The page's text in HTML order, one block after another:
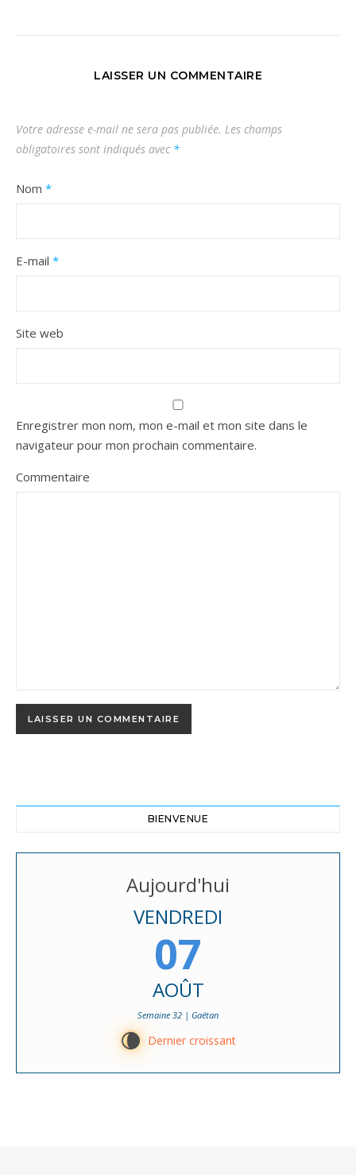
LAISSER UN COMMENTAIRE
Votre adresse e-mail ne sera pas publiée. Les champs
obligatoires sont indiqués avec *
Nom *
E-mail *
Site web
Enregistrer mon nom, mon e-mail et mon site dans le
navigateur pour mon prochain commentaire.
Commentaire
BIENVENUE
Aujourd'hui
VENDREDI
07
AOÛT
Semaine 32 | Gaétan
V Dernier croissant